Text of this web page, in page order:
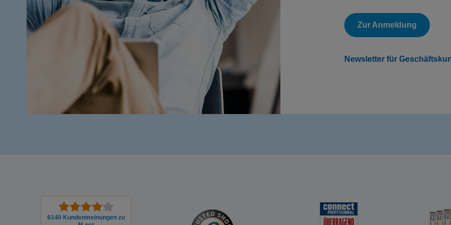
Zur Anmeldung
Newsletter für
6140 Kunden­meinungen zu